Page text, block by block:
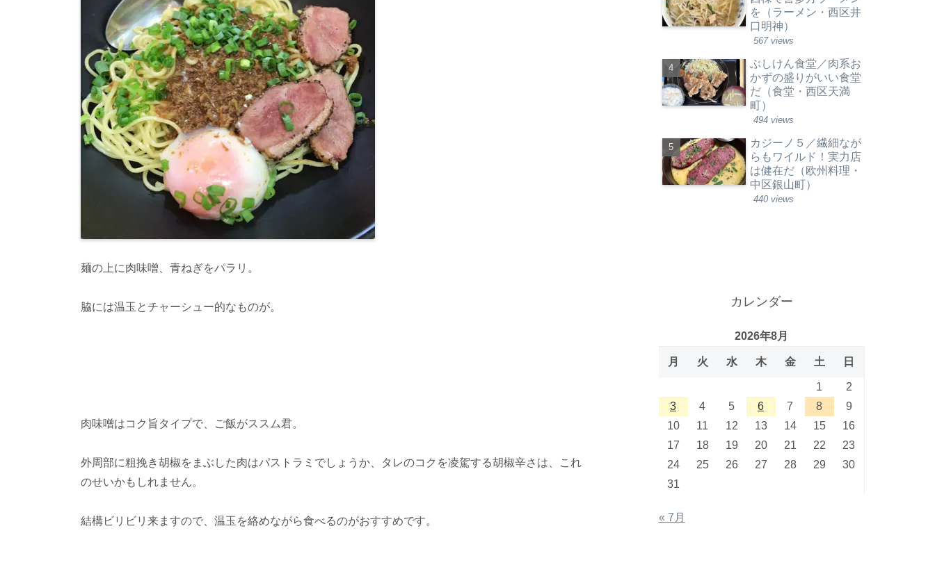
麺の上に肉味噌、青ねぎをパラリ。
脇には温玉とチャーシュー的なものが。
肉味噌はコク旨タイプで、ご飯がススム君。
外周部に粗挽き胡椒をまぶした肉はパストラミでしょうか、タレのコクを凌駕する胡椒辛さは、これ
のせいかもしれません。
結構ビリビリ来ますので、温玉を絡めながら食べるのがおすすめです。
を（ラーメン・西区井
口明神）
567 views
ぶしけん食堂／肉系お
かずの盛りがいい食堂
だ（食堂・西区天満
町）
494 views
カジーノ５／繊細なが
らもワイルド！実力店
は健在だ（欧州料理・
中区銀山町）
440 views
カレンダー
2026年8月
月 火 水 木 金 土 日
1
2
3
4 5 6 7 8
9
10
11 12 13 14 15
16
17
18 19 20 21 22
23
24
25 26 27 28 29
30
31
« 7月